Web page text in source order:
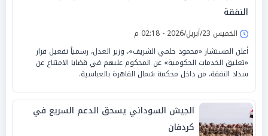
النفقة
الخميس 23/أبريل/2026 - 02:18 م
أعلن المستشار «محمود حلمي الشريف»، وزير العدل، رسمياً تفعيل قرار
«تعليق الخدمات الحكومية» عن المحكوم عليهم في قضايا الامتناع عن
سداد النفقة، من داخل محكمة شمال القاهرة بالعباسية.
الجيش السوداني يسحق الدعم السريع في
كردفان